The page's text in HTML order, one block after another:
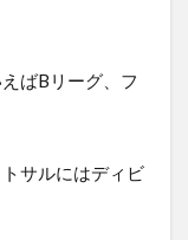
ばBリーグ、フ
サルにはディビ